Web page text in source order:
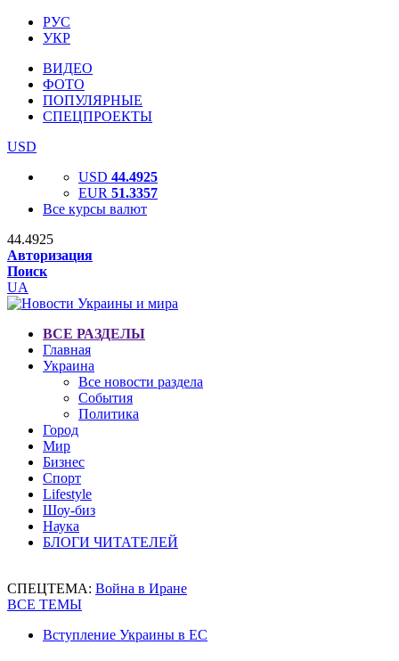
РУС
УКР
ВИДЕО
ФОТО
ПОПУЛЯРНЫЕ
СПЕЦПРОЕКТЫ
USD
USD 44.4925
EUR 51.3357
Все курсы валют
44.4925
Авторизация
Поиск
UA
ВСЕ РАЗДЕЛЫ
Главная
Украина
Все новости раздела
События
Политика
Город
Мир
Бизнес
Спорт
Lifestyle
Шоу-биз
Наука
БЛОГИ ЧИТАТЕЛЕЙ
СПЕЦТЕМА: Война в Иране
ВСЕ ТЕМЫ
Вступление Украины в ЕС